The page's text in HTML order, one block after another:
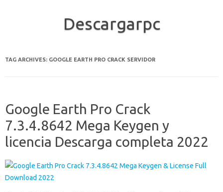
Descargarpc
TAG ARCHIVES: GOOGLE EARTH PRO CRACK SERVIDOR
Google Earth Pro Crack
7.3.4.8642 Mega Keygen y
licencia Descarga completa 2022